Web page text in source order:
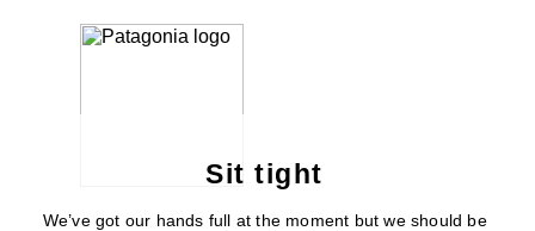
Sit tight
We’ve got our hands full at the moment but we should be